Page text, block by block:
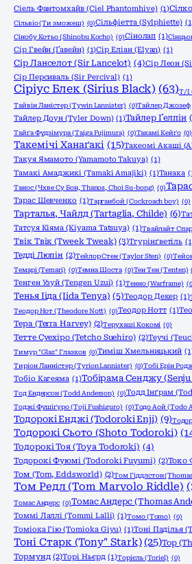
Сіель Фантомхайв (Ciel Phantomhive) (1)
Сільвіо (Ти зможеш) (0)Сільфіетта (Sylphiette)
Сінобу Котьо (Shinobu Kocho) (0)Сінолап (1)
Сір Гвейн (Ґавейн) (1)Сір Еліан (Elyan) (1)
Сір Ланселот (Sir Lancelot) (4)Сір Леон
Сір Персиваль (Sir Percival) (1)
Сіріус Блек (Sirius Black) (63)Т/І
Тайвін Ланістер (Tywin Lannister) (0)Тайлер Джозеф
Тайлер Доун (Tyler Down) (1)Тайлер Ґелпін
Тайґа Фудзімура (Taiga Fujimura) (0)Такамі Кейґо (0)
Такемічі Ханаґакі (15)Такеомі Акаші
Такуя Ямамото (Yamamoto Takuya) (1)
Тамакі Амаджикі (Tamaki Amajiki) (1)Танака
Танос (Чхве Су Бон, Thanos, Choi Su-bong) (0)
Тарас Шевченко (1)Тарганбой (Cockroach boy) (0)
Тарталья, Чайлд (Tartaglia, Childe) (6)
Татсуя Кіяма (Kiyama Tatsuya) (1)Твайлайт
Твік Твік (Tweek Tweak) (3)Тгурінґветіль
Тедді Люпін (2)Тейлор Стен (Taylor Sten) (0)
Темарі (Temari) (0)Темна Шоста (0)Тен Тен (Tenten)
Тенген Узуй (Tengen Uzui) (1)Тенно (Warframe)
Тенья Ііда (Iida Tenya) (5)Теодор Декер (1)
Теодор Нот (Theodore Nott) (0)Теодор Нотт (1)
Тера (Terra Harvey) (2)Терухаші Кокомі (0)
Тетте Суехіро (Tetcho Suehiro) (2)Теучі
Тимур "Glaz" Глазков (0)Тиміш Хмельницький
Тиріон Ланністер (Tyrion Lannister) (0)Тобі Ерін
Тобіо Кагеяма (1)Тобірама Сенджу
Тод Ендерсон (Todd Anderson) (0)Тодд Інґрам
Тоджі Фушіґуро (Toji Fushiguro) (0)Тодо Аой (Todo
Тодорокі Енджі (Todoroki Enji) (9)
Тодорокі Сьото (Shoto Todoroki)
Тодорокі Тоя (Toya Todoroki) (4)
Тодорокі Фуюмі (Todoroki Fuyumi) (2)Токо
Том (Tom, Eddsworld) (2)Том Гіддлстон
Том Редл (Tom Marvolo Riddle)
Томас Андерс (0)Томас Андерс (Thomas
Томмі Лаллі (Tommi Lalli) (1)Томо (Tomo) (0)
Томіока Гію (Tomioka Giyu) (1)Тоні Паділья
Тоні Старк (Tony" Stark) (25)Тор
Тормунд (2)Торі Ньєрд (1)Торієль (Toriel) (0)